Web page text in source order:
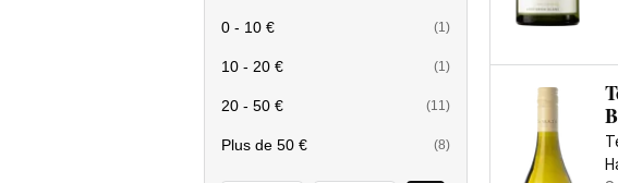
0 - 10 € (1)
10 - 20 € (1)
20 - 50 € (11)
Plus de 50 € (8)